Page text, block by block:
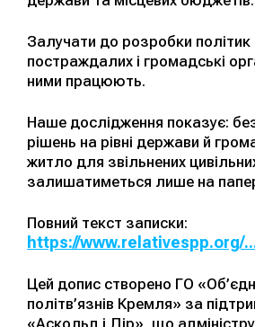
Залучати до розробки політик
постраждалих і громадські
ними працюють.
Наше дослідження показує:
рішень на рівні держави й
житло для звільнених
залишатиметься лише на
Повний текст записки:
https://www.relativespp.org/
Цей допис створено ГО
політв’язнів Кремля» за
«Аскольд і Дір», що